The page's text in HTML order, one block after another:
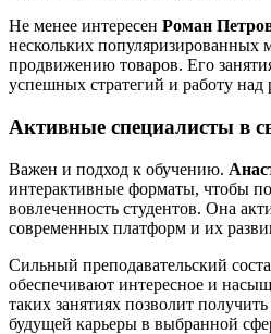
Не менее интересен Роман
нескольких популяризированных
продвижению товаров. Его
успешных стратегий и работу
Активные специалисты в
Важен и подход к обучению.
интерактивные форматы, чтобы
вовлеченность студентов. Она
современных платформ и их
Сильный преподавательский
обеспечивают интересное и
таких занятиях позволит
будущей карьеры в выбранной